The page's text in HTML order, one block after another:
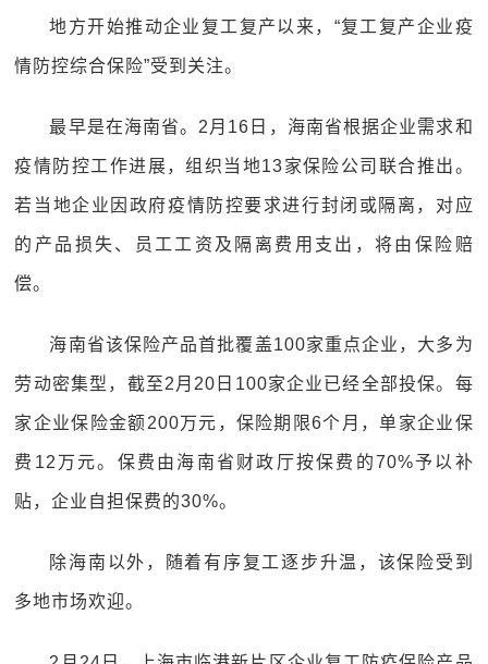
地方开始推动企业复工复产以来，“复工复产企业疫
情防控综合保险”受到关注。
最早是在海南省。2月16日，海南省根据企业需求和
疫情防控工作进展，组织当地13家保险公司联合推出。
若当地企业因政府疫情防控要求进行封闭或隔离，对应
的产品损失、员工工资及隔离费用支出，将由保险赔
偿。
海南省该保险产品首批覆盖100家重点企业，大多为
劳动密集型，截至2月20日100家企业已经全部投保。每
家企业保险金额200万元，保险期限6个月，单家企业保
费12万元。保费由海南省财政厅按保费的70%予以补
贴，企业自担保费的30%。
除海南以外，随着有序复工逐步升温，该保险受到
多地市场欢迎。